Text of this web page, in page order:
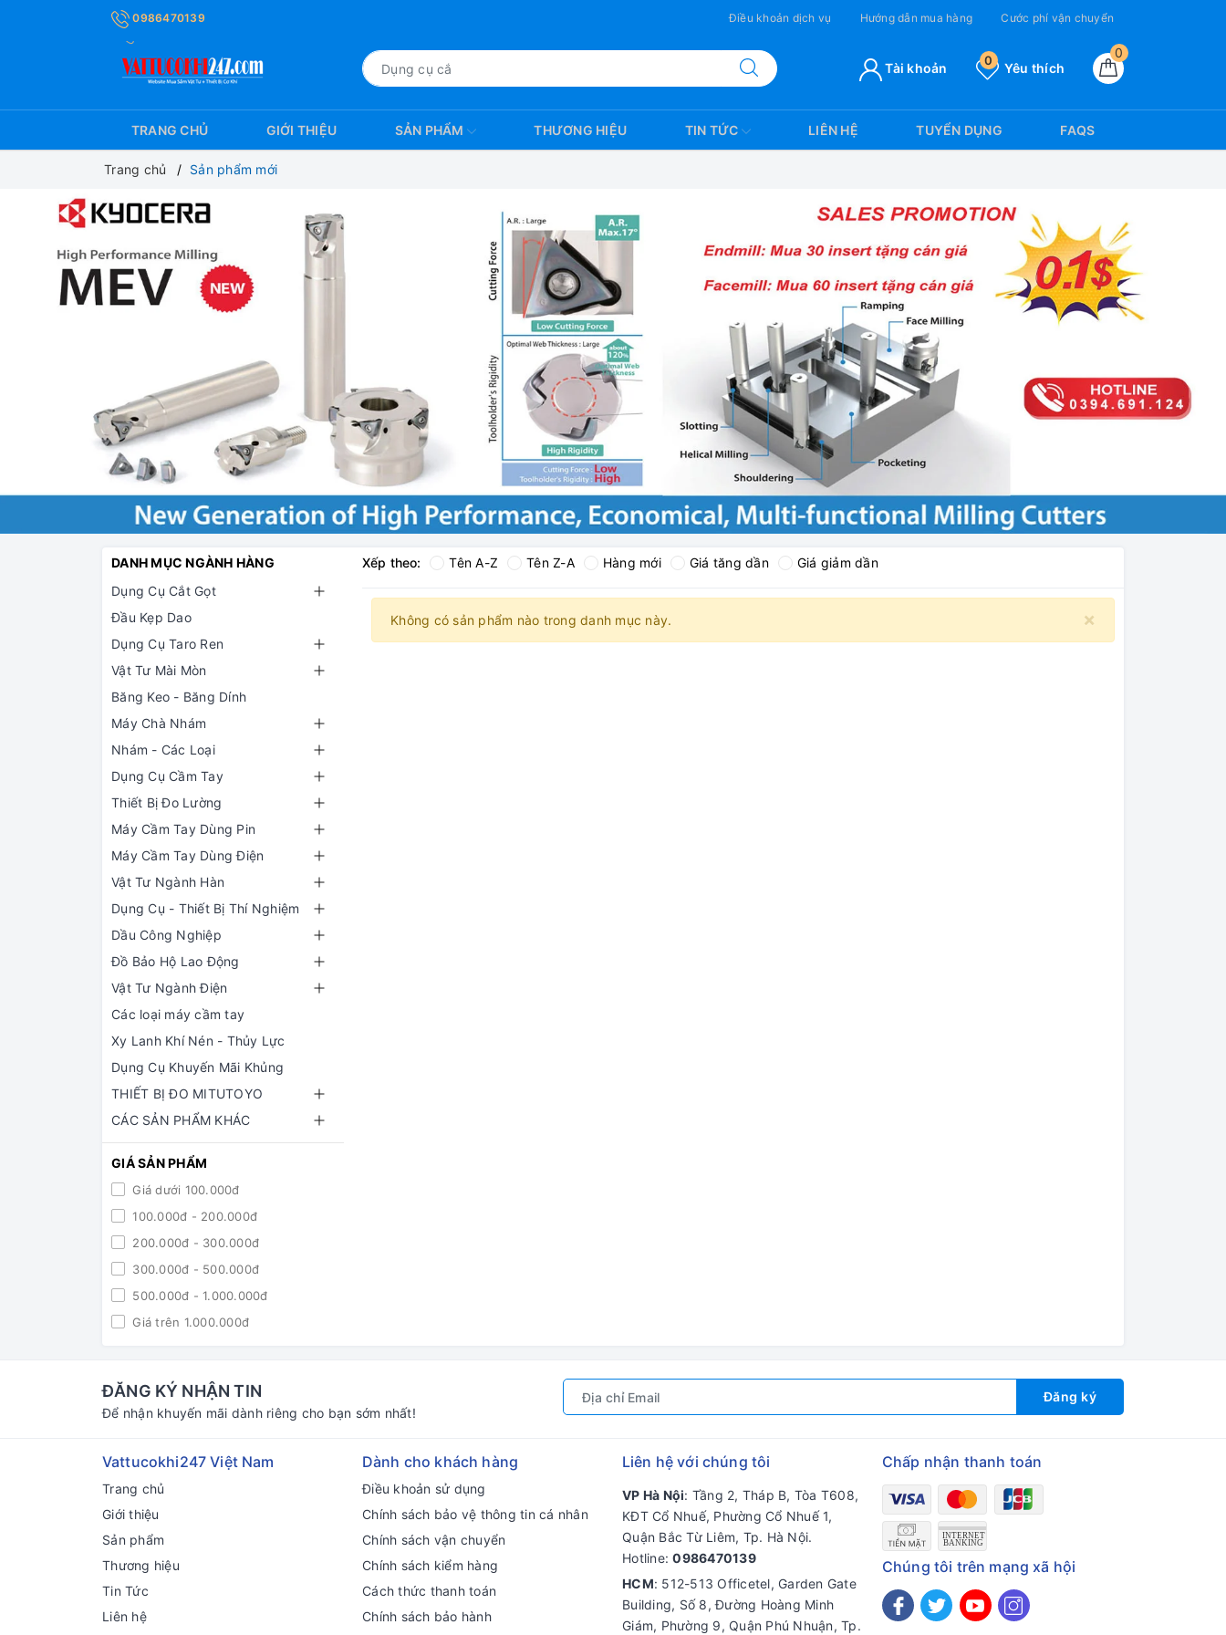
0986470139 Điều khoản dịch vụ Hướng dẫn mua hàng Cước phí vận chuyển
0
Yêu thích
0
Tài khoản
TRANG CHỦ GIỚI THIỆU SẢN PHẨM THƯƠNG HIỆU TIN TỨC LIÊN HỆ TUYỂN DỤNG FAQS
Trang chủ Sản phẩm mới
DANH MỤC NGÀNH HÀNG
Dụng Cụ Cắt Gọt
Đầu Kẹp Dao
Dụng Cụ Taro Ren
Vật Tư Mài Mòn
Băng Keo - Băng Dính
Máy Chà Nhám
Nhám - Các Loại
Dụng Cụ Cầm Tay
Thiết Bị Đo Lường
Máy Cầm Tay Dùng Pin
Máy Cầm Tay Dùng Điện
Vật Tư Ngành Hàn
Dụng Cụ - Thiết Bị Thí Nghiệm
Dầu Công Nghiệp
Đồ Bảo Hộ Lao Động
Vật Tư Ngành Điện
Các loại máy cầm tay
Xy Lanh Khí Nén - Thủy Lực
Dụng Cụ Khuyến Mãi Khủng
THIẾT BỊ ĐO MITUTOYO
CÁC SẢN PHẨM KHÁC
GIÁ SẢN PHẨM
Giá dưới 100.000đ
100.000đ - 200.000đ
200.000đ - 300.000đ
300.000đ - 500.000đ
500.000đ - 1.000.000đ
Giá trên 1.000.000đ
Xếp theo: Tên A-Z Tên Z-A Hàng mới Giá tăng dần Giá giảm dần
×
Không có sản phẩm nào trong danh mục này.
ĐĂNG KÝ NHẬN TIN
Để nhận khuyến mãi dành riêng cho bạn sớm nhất!
Đăng ký
Vattucokhi247 Việt Nam
Trang chủ
Giới thiệu
Sản phẩm
Thương hiệu
Tin Tức
Liên hệ
Dành cho khách hàng
Điều khoản sử dụng
Chính sách bảo vệ thông tin cá nhân
Chính sách vận chuyển
Chính sách kiểm hàng
Cách thức thanh toán
Chính sách bảo hành
Liên hệ với chúng tôi
VP Hà Nội: Tầng 2, Tháp B, Tòa T608,
KĐT Cổ Nhuế, Phường Cổ Nhuế 1,
Quận Bắc Từ Liêm, Tp. Hà Nội.
Hotline:0986470139
HCM: 512-513 Officetel, Garden Gate
Building, Số 8, Đường Hoàng Minh
Giám, Phường 9, Quận Phú Nhuận, Tp.
Chấp nhận thanh toán
Chúng tôi trên mạng xã hội